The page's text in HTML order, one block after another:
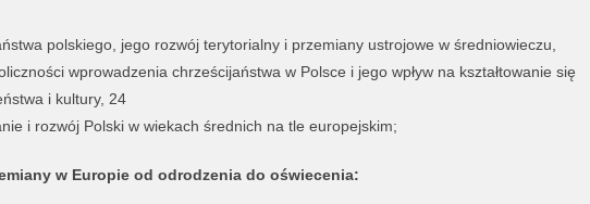
polskiego, jego rozwój terytorialny i przemiany ustrojowe w średniowieczu,
wprowadzenia chrześcijaństwa w Polsce i jego wpływ na kształtowanie się
i kultury, 24
i rozwój Polski w wiekach średnich na tle europejskim;
w Europie od odrodzenia do oświecenia: